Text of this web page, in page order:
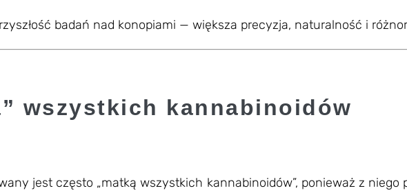
badań nad konopiami — większa precyzja, naturalność i
wszystkich kannabinoidów
jest często „matką wszystkich kannabinoidów”, ponieważ z niego